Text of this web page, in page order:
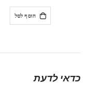
הוסף לסל
כדאי לדעת